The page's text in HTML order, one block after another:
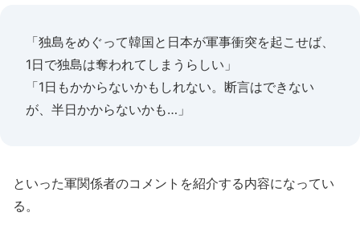
「独島をめぐって韓国と日本が軍事衝突を起こせば、
1日で独島は奪われてしまうらしい」
「1日もかからないかもしれない。断言はできない
が、半日かからないかも…」
といった軍関係者のコメントを紹介する内容になってい
る。